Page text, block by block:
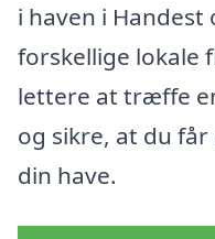
i haven i
forskellige lokale
lettere at træffe
og sikre, at du
din have.